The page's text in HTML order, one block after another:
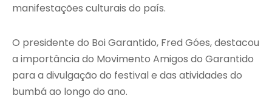
manifestações culturais do país.
O presidente do Boi Garantido, Fred Góes, destacou
a importância do Movimento Amigos do Garantido
para a divulgação do festival e das atividades do
bumbá ao longo do ano.